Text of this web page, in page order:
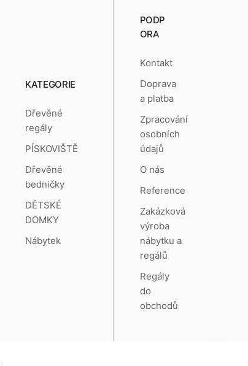
KATEGORIE
Dřevěné
regály
PÍSKOVIŠTĚ
Dřevěné
bedničky
DĚTSKÉ
DOMKY
Nábytek
PODP
ORA
Kontakt
Doprava
a platba
Zpracování
osobních
údajů
O nás
Reference
Zakázková
výroba
nábytku a
regálů
Regály
do
obchodů